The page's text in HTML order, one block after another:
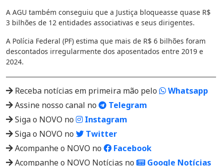
A AGU também conseguiu que a Justiça bloqueasse quase R$
3 bilhões de 12 entidades associativas e seus dirigentes.
A Polícia Federal (PF) estima que mais de R$ 6 bilhões foram
descontados irregularmente dos aposentados entre 2019 e
2024.
Receba notícias em primeira mão pelo
Whatsapp
Assine nosso canal no
Telegram
Siga o NOVO no
Instagram
Siga o NOVO no
Twitter
Acompanhe o NOVO no
Facebook
Acompanhe o NOVO Notícias no
Google Notícias